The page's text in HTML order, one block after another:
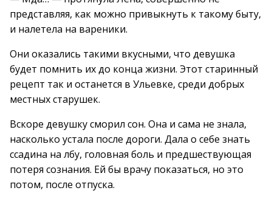
представляя, как можно привыкнуть к такому быту,
и налетела на вареники.
Они оказались такими вкусными, что девушка
будет помнить их до конца жизни. Этот старинный
рецепт так и останется в Ульевке, среди добрых
местных старушек.
Вскоре девушку сморил сон. Она и сама не знала,
насколько устала после дороги. Дала о себе знать
ссадина на лбу, головная боль и предшествующая
потеря сознания. Ей бы врачу показаться, но это
потом, после отпуска.